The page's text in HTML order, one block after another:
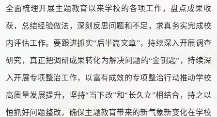
全面梳理开展主题教育以来学校的各项工作，盘点成果收
获，总结经验做法，深刻反思问题和不足，求真务实完成校
内评估工作。要跟进抓实“后半篇文章”，持续深入开展调查
研究，真正把调研成果转化为解决问题的“金钥匙”，持续深
入开展专项整治工作，以富有成效的专项整治行动推动学校
高质量发展提升，坚持“当下改”和“长久立”相结合，持之以
恒抓好问题整改，确保主题教育带来的新气象新变化在学校